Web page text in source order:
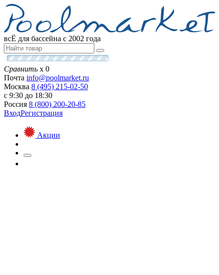
всЁ для бассейна с 2002 года
Сравнить х 0
Почта info@poolmarket.ru
Москва 8 (495) 215-02-50
с 9:30 до 18:30
Россия 8 (800) 200-20-85
ВходРегистрация
Акции